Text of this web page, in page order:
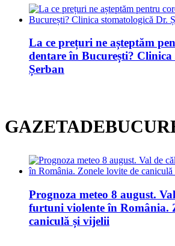
La ce prețuri ne așteptăm
dentare în București? Clinica
Șerban
Prognoza meteo 8 august.
furtuni violente în România.
caniculă și vijelii